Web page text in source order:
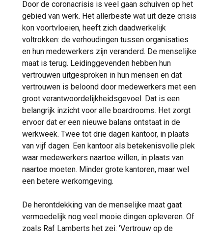
Door de coronacrisis is veel gaan schuiven op het
gebied van werk. Het allerbeste wat uit deze crisis
kon voortvloeien, heeft zich daadwerkelijk
voltrokken: de verhoudingen tussen organisaties
en hun medewerkers zijn veranderd. De menselijke
maat is terug. Leidinggevenden hebben hun
vertrouwen uitgesproken in hun mensen en dat
vertrouwen is beloond door medewerkers met een
groot verantwoordelijkheidsgevoel. Dat is een
belangrijk inzicht voor alle boardrooms. Het zorgt
ervoor dat er een nieuwe balans ontstaat in de
werkweek. Twee tot drie dagen kantoor, in plaats
van vijf dagen. Een kantoor als betekenisvolle plek
waar medewerkers naartoe willen, in plaats van
naartoe moeten. Minder grote kantoren, maar wel
een betere werkomgeving.
De herontdekking van de menselijke maat gaat
vermoedelijk nog veel mooie dingen opleveren. Of
zoals Raf Lamberts het zei: ‘Vertrouw op de